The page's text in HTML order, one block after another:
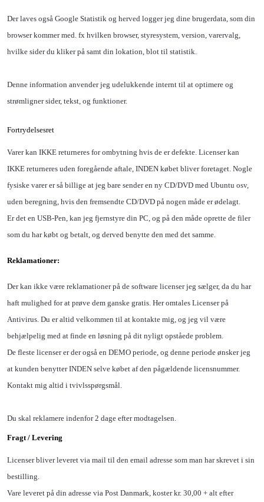
Der laves også Google Statistik og herved logger jeg dine brugerdata, som din
browser kommer med. fx hvilken browser, styresystem, version, varervalg,
hvilke sider du kliker på samt din lokation, blot til statistik.
Denne information anvender jeg udelukkende internt til at optimere og
strømligner sider, tekst, og funktioner.
Fortrydelsesret
Varer kan IKKE returneres for ombytning hvis de er defekte. Licenser kan
IKKE returneres uden foregående aftale, INDEN købet bliver foretaget. Nogle
fysiske varer er så billige at jeg bare sender en ny CD/DVD med Ubuntu osv,
uden beregning, hvis den fremsendte CD/DVD på nogen måde er ødelagt.
Er det en USB-Pen, kan jeg fjernstyre din PC, og på den måde oprette de filer
som du har købt og betalt, og derved benytte den med det samme.
Reklamationer:
Der kan ikke være reklamationer på de software licenser jeg sælger, da du har
haft mulighed for at prøve dem ganske gratis. Her omtales Licenser på
Antivirus. Du er altid velkommen til at kontakte mig, og jeg vil være
behjælpelig med at finde en løsning på dit nyligt opståede problem.
De fleste licenser er der også en DEMO periode, og denne periode ønsker jeg
at kunden benytter INDEN selve købet af den pågældende licensnummer.
Kontakt mig altid i tvivlsspørgsmål.
Du skal reklamere indenfor 2 dage efter modtagelsen.
Fragt / Levering
Licenser bliver leveret via mail til den email adresse som man har skrevet i sin
bestilling.
Vare leveret på din adresse via Post Danmark, koster kr. 30,00 + alt efter